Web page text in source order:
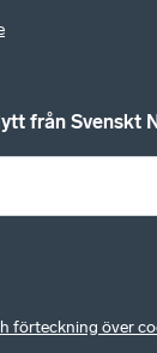
från Svenskt
förteckning över